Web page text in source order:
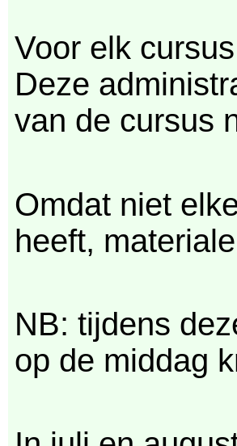
Voor elk
Deze
van de cursus
Omdat niet
heeft,
NB: tijdens
op de middag